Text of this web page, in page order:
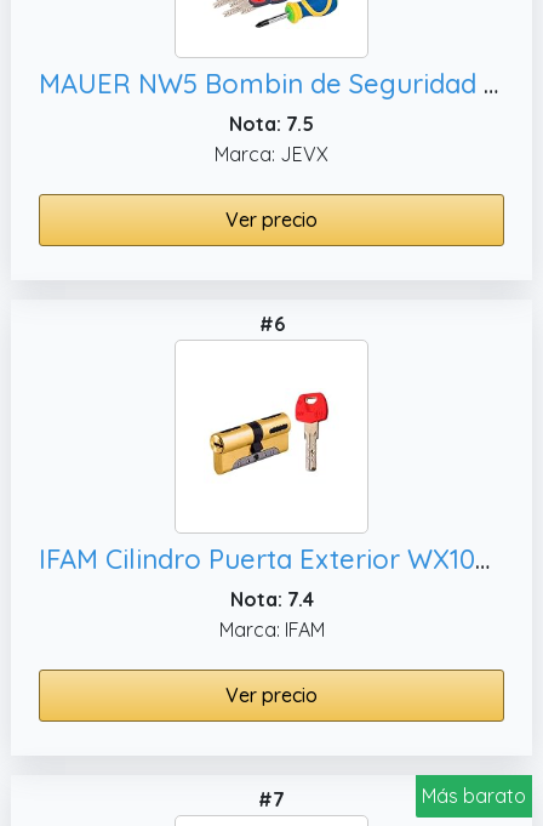
MAUER NW5 Bombin de Seguridad 31x31 DOBLE EMBRAGUE Color Niquel + Destornillador, Cilindro Bombillo Reforzado Anti Impresioning Anti Rotura AntiBumping Anti-Taladro Leva Anti-Extracción Cerradura
Nota: 7.5
Marca: JEVX
Ver precio
#6
IFAM Cilindro Puerta Exterior WX1000 30x40 Color Latón, Antibumping
Nota: 7.4
Marca: IFAM
Ver precio
Más barato
#7